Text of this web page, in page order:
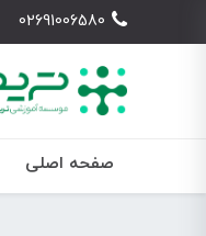
02691006580
صفحه اصلی